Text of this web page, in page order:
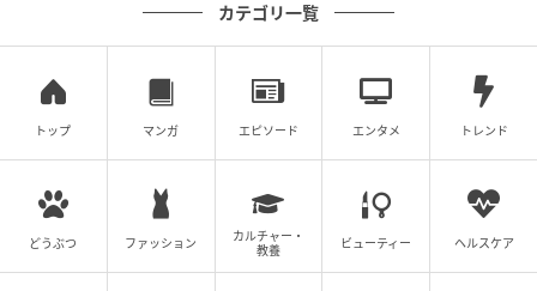
カテゴリ一覧
トップ マンガ エピソード エンタメ トレンド
どうぶつ ファッション
カルチャー・
教養
ビューティー ヘルスケア